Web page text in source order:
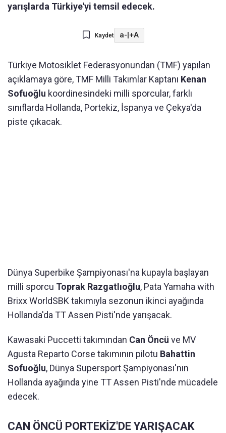
yarışlarda Türkiye'yi temsil edecek.
Kaydet a- +A
Türkiye Motosiklet Federasyonundan (TMF) yapılan
açıklamaya göre, TMF Milli Takımlar Kaptanı Kenan
Sofuoğlu koordinesindeki milli sporcular, farklı
sınıflarda Hollanda, Portekiz, İspanya ve Çekya'da
piste çıkacak.
Dünya Superbike Şampiyonası'na kupayla başlayan
milli sporcu Toprak Razgatlıoğlu, Pata Yamaha with
Brixx WorldSBK takımıyla sezonun ikinci ayağında
Hollanda'da TT Assen Pisti'nde yarışacak.
Kawasaki Puccetti takımından Can Öncü ve MV
Agusta Reparto Corse takımının pilotu Bahattin
Sofuoğlu, Dünya Supersport Şampiyonası'nın
Hollanda ayağında yine TT Assen Pisti'nde mücadele
edecek.
CAN ÖNCÜ PORTEKİZ'DE YARIŞACAK